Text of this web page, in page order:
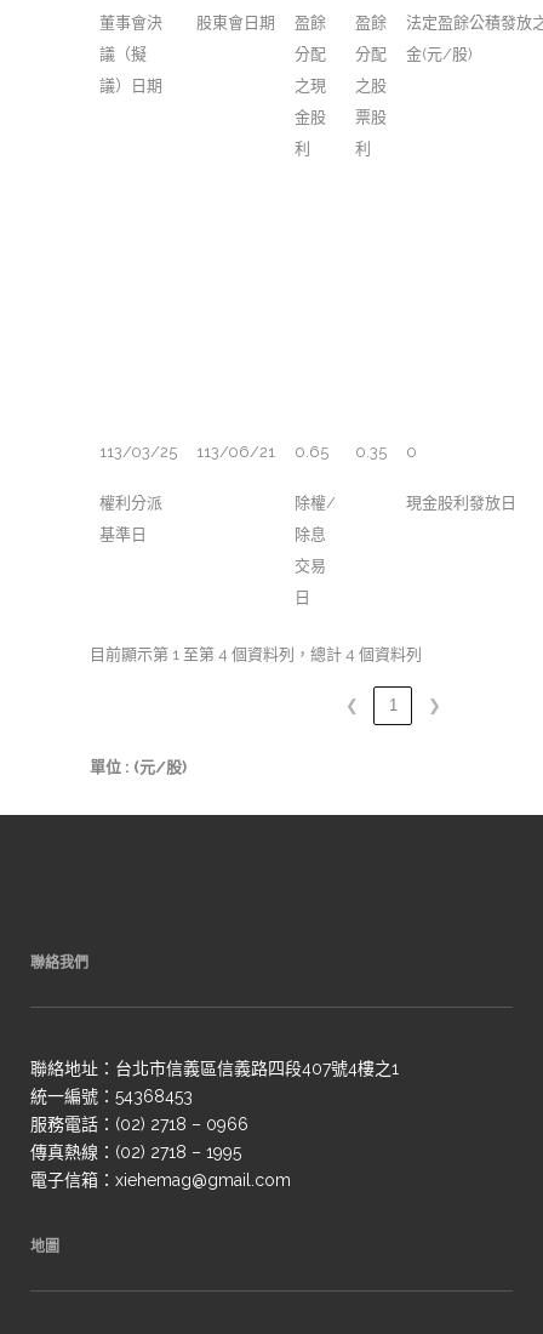
董事會決
議（擬
議）日期
股東會日期
盈餘
分配
之現
金股
利
盈餘
分配
之股
票股
利
法定盈餘公積發放
金(元/股)
113/03/25 113/06/21 0.65 0.35 0
權利分派
基準日
除權/
除息
交易
日
現金股利發放日
目前顯示第 1 至第 4 個資料列，總計 4 個資料列
❮ 1 ❯
單位 : (元/股)
聯絡我們
聯絡地址：台北市信義區信義路四段407號4樓之1
統一編號：54368453
服務電話：(02) 2718 – 0966
傳真熱線：(02) 2718 – 1995
電子信箱：xiehemag@gmail.com
地圖